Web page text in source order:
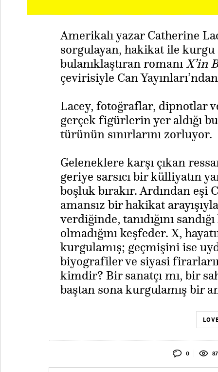
Amerikalı yazar Catherine
sorgulayan, hakikat ile kurgu
bulanıklaştıran romanıX’in
çevirisiyle Can Yayınları’ndan
Lacey, fotoğraflar, dipnotlar
gerçek figürlerin yer aldığı
türünün sınırlarını zorluyor.
​Geleneklere karşı çıkan
geriye sarsıcı bir külliyatın
boşluk bırakır. Ardından eşi
amansız bir hakikat
verdiğinde, tanıdığını
olmadığını keşfeder. X,
kurgulamış; geçmişini ise
biyografiler ve siyasi
kimdir? Bir sanatçı mı, bir
baştan sona kurgulamış bir
0